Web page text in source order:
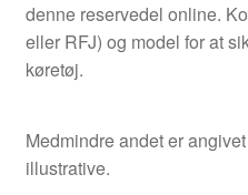
denne reservedel online.
eller RFJ) og model for at
køretøj.
Medmindre andet er
illustrative.